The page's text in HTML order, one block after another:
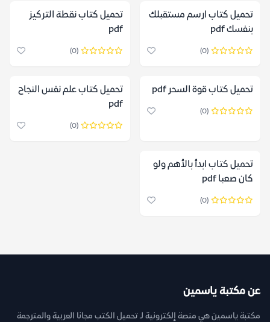
تحميل كتاب ارسم مستقبلك
بنفسك pdf
(0)
تحميل كتاب نقطة التركيز
pdf
(0)
تحميل كتاب قوة السحر pdf
(0)
تحميل كتاب علم نفس النجاح
pdf
(0)
تحميل كتاب ابدأ بالأهم ولو
كان صعبا pdf
(0)
عن مكتبة ياسمين
مكتبة ياسمين هي منصة إلكترونية لـ تحميل الكتب مجانا العربية والمترجمة